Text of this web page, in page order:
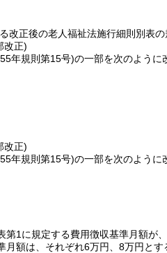
正後の老人福祉法施行細則別表
改正)
年規則第15号)の一部を次のように
改正)
年規則第15号)の一部を次のように
1に規定する費用徴収基準月額が
額は、それぞれ6万円、8万円とす